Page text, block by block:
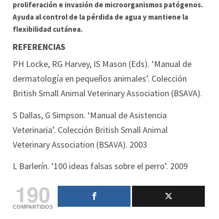
proliferación e invasión de microorganismos patógenos.
Ayuda al control de la pérdida de agua y mantiene la
flexibilidad cutánea.
REFERENCIAS
PH Locke, RG Harvey, IS Mason (Eds). ‘Manual de
dermatología en pequeños animales’. Colección
British Small Animal Veterinary Association (BSAVA).
S Dallas, G Simpson. ‘Manual de Asistencia
Veterinaria’. Colección British Small Animal
Veterinary Association (BSAVA). 2003
L Barlerín. ‘100 ideas falsas sobre el perro’. 2009
190
COMPARTIDOS